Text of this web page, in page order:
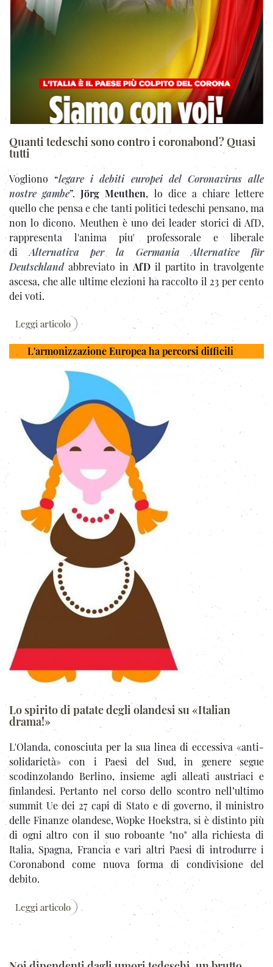
Quanti tedeschi sono contro i coronabond? Quasi
tutti
Vogliono “legare i debiti europei del Coronavirus alle
nostre gambe”.Jörg Meuthen, lo dice a chiare lettere
quello che pensa e che tanti politici tedeschi pensano, ma
non lo dicono. Meuthen è uno dei leader storici di AfD,
rappresenta l'anima piu' professorale e liberale
di Alternativa per la GermaniaAlternative für
Deutschlandabbreviato inAfD il partito in travolgente
ascesa, che alle ultime elezioni ha raccolto il 23 per cento
dei voti.
Leggi articolo
L'armonizzazione Europea ha percorsi difficili
Lo spirito di patate degli olandesi su «Italian
drama!»
L'Olanda, conosciuta per la sua linea di eccessiva «anti-
solidarietà» con i Paesi del Sud, in genere segue
scodinzolando Berlino, insieme agli alleati austriaci e
finlandesi. Pertanto nel corso dello scontro nell’ultimo
summit Ue dei 27 capi di Stato e di governo, il ministro
delle Finanze olandese, Wopke Hoekstra, si è distinto più
di ogni altro con il suo roboante "no" alla richiesta di
Italia, Spagna, Francia e vari altri Paesi di introdurre i
Coronabond come nuova forma di condivisione del
debito.
Leggi articolo